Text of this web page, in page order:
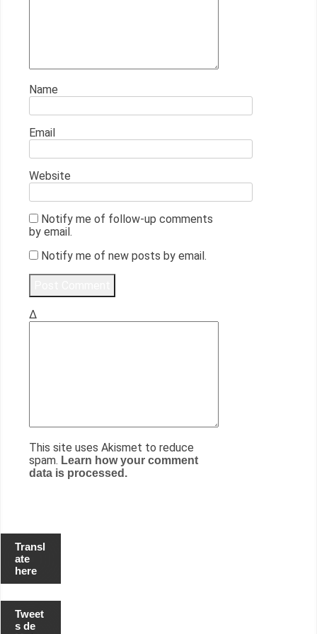
Name
Email
Website
Notify me of follow-up comments
by email.
Notify me of new posts by email.
Δ
This site uses Akismet to reduce
spam. Learn how your comment
data is processed.
Transl
ate
here
Tweet
s de